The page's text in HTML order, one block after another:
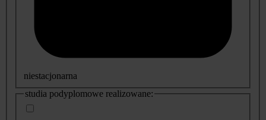
niestacjonarna
studia podyplomowe realizowane: